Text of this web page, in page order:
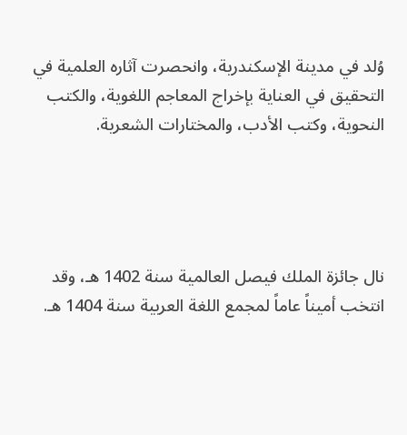
وُلد في مدينة الإسكندرية، وانحصرت آثاره العلمية في
التحقيق في العناية بإخراج المعاجم اللغوية، والكتب
النحوية، وكتب الأدب، والمختارات الشعرية.
نال جائزة الملك فيصل العالمية سنة 1402 هـ، وقد
انتخب أميناً عاماً لمجمع اللغة العربية سنة 1404 هـ.